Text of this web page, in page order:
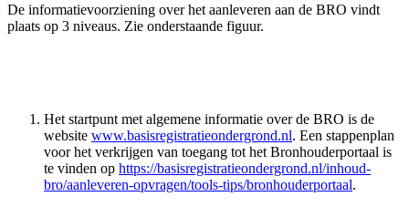
De informatievoorziening over het aanleveren aan de BRO vindt
plaats op 3 niveaus. Zie onderstaande figuur.
Het startpunt met algemene informatie over de BRO is de
website www.basisregistratieondergrond.nl. Een stappenplan
voor het verkrijgen van toegang tot het Bronhouderportaal is
te vinden op https://basisregistratieondergrond.nl/inhoud-
bro/aanleveren-opvragen/tools-tips/bronhouderportaal.